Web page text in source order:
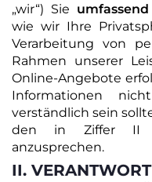
„wir“) Sie umfassend
wie wir Ihre
Verarbeitung von
Rahmen unserer
Online-Angebote
Informationen
verständlich sein
den in Ziffer ‎II
anzusprechen.
II.